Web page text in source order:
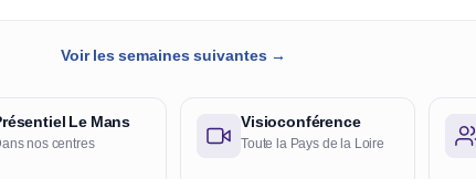
Voir les semaines suivantes →
Le Mans
nos centres
Visioconférence
Toute la Pays de la Loire